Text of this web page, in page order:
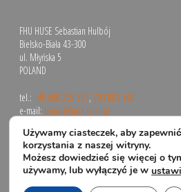
FHU HUSE Sebastian Hulbój
Bielsko-Biała 43-300
ul. Młyńska 5
POLAND
tel.:+48 600 269 537,793 803 160
e-mail: biuro@huse.com.pl
Używamy ciasteczek, aby
korzystania z naszej witryny.
Możesz dowiedzieć się więcej o
używamy, lub wyłączyć je w